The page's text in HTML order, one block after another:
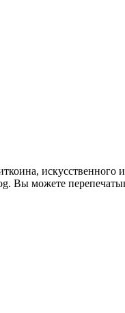
искусственного
Вы можете